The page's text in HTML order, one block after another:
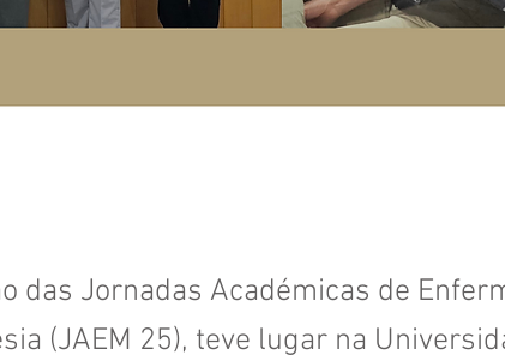
das Jornadas Académicas de
(JAEM 25), teve lugar na